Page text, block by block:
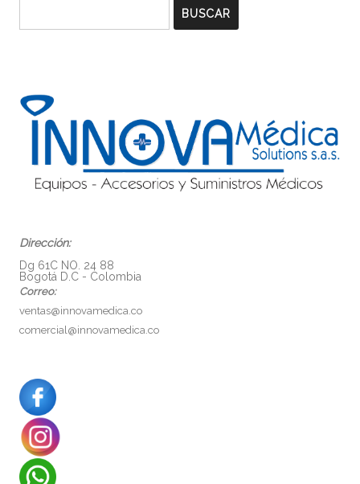
BUSCAR
Dirección:
Dg 61C NO. 24 88
Bogotá D.C - Colombia
Correo:
ventas@innovamedica.co
comercial@innovamedica.co